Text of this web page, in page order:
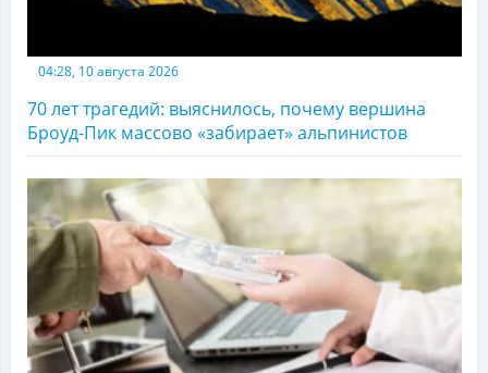
04:28, 10 августа 2026
70 лет трагедий: выяснилось, почему вершина
Броуд-Пик массово «забирает» альпинистов